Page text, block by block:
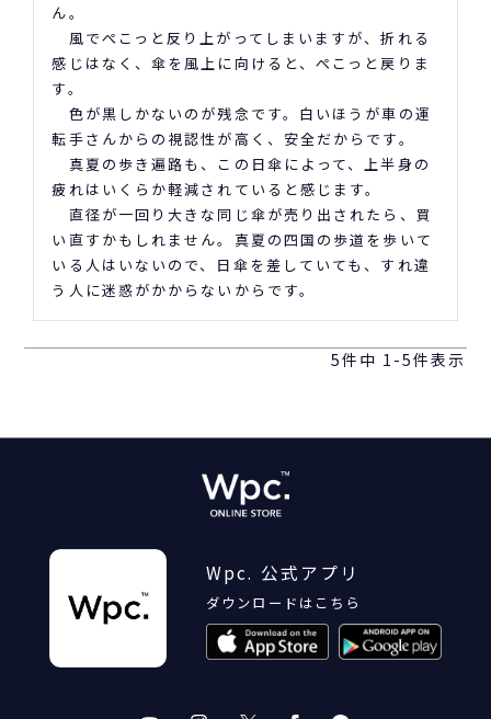
ん。
風でぺこっと反り上がってしまいますが、折れる
感じはなく、傘を風上に向けると、ぺこっと戻りま
す。
色が黒しかないのが残念です。白いほうが車の運
転手さんからの視認性が高く、安全だからです。
真夏の歩き遍路も、この日傘によって、上半身の
疲れはいくらか軽減されていると感じます。
直径が一回り大きな同じ傘が売り出されたら、買
い直すかもしれません。真夏の四国の歩道を歩いて
いる人はいないので、日傘を差していても、すれ違
う人に迷惑がかからないからです。
5件中 1 -5件表示
Wpc. 公式アプリ
ダウンロードはこちら